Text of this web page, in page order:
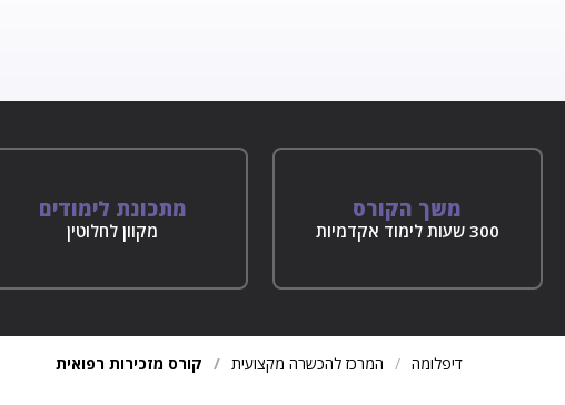
משך הקורס
300 שעות לימוד אקדמיות
מתכונת לימודים
מקוון לחלוטין
דיפלומה המרכז להכשרה מקצועית קורס מזכירות רפואית